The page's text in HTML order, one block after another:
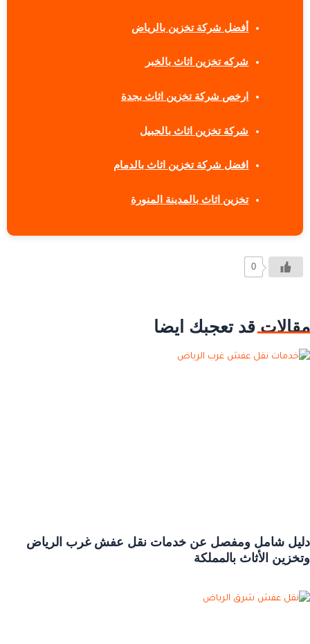
أفضل شركة تخزين بالرياض
شركه تخزين اثاث بالخبر
ارخص شركة تخزين اثاث بجدة
شركة تخزين اثاث بالجبيل
افضل شركة تخزين اثاث بالدمام
تخزين اثاث بالمدينة المنورة
0
مقالات قد تعجبك ايضا
دليل شامل ومفصل عن خدمات نقل عفش غرب الرياض
وتخزين الأثاث بالمملكة